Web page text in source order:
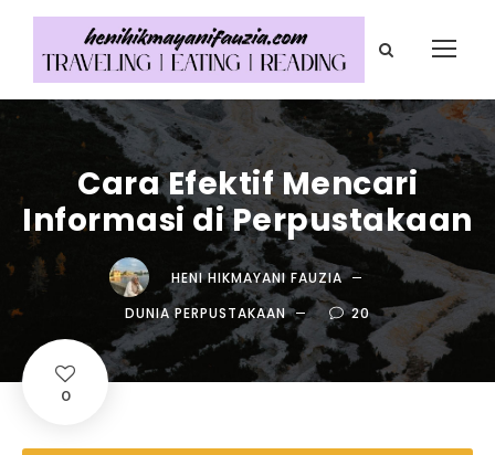
Cara Efektif Mencari
Informasi di Perpustakaan
HENI HIKMAYANI FAUZIA
DUNIA PERPUSTAKAAN
20
0